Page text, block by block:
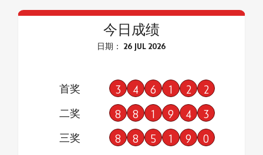
今日成绩
日期： 26 JUL 2026
首奖 3 4 6 1 2 2
二奖 8 8 1 9 4 3
三奖 8 8 5 1 9 0